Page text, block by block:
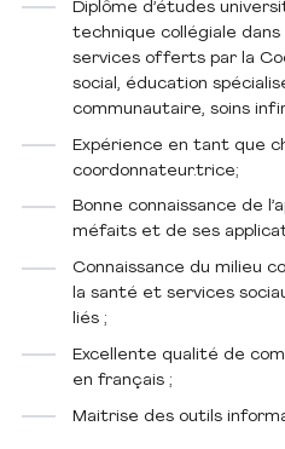
Diplôme d’études
technique collégiale
services offerts par la
social, éducation
communautaire, soins
Expérience en tant que
coordonnateur.trice;
Bonne connaissance de
méfaits et de ses
Connaissance du milieu
la santé et services
liés ;
Excellente qualité de
en français ;
Maitrise des outils